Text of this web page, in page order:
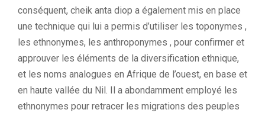
conséquent, cheik anta diop a également mis en place
une technique qui lui a permis d’utiliser les toponymes ,
les ethnonymes, les anthroponymes , pour confirmer et
approuver les éléments de la diversification ethnique,
et les noms analogues en Afrique de l’ouest, en base et
en haute vallée du Nil. Il a abondamment employé les
ethnonymes pour retracer les migrations des peuples